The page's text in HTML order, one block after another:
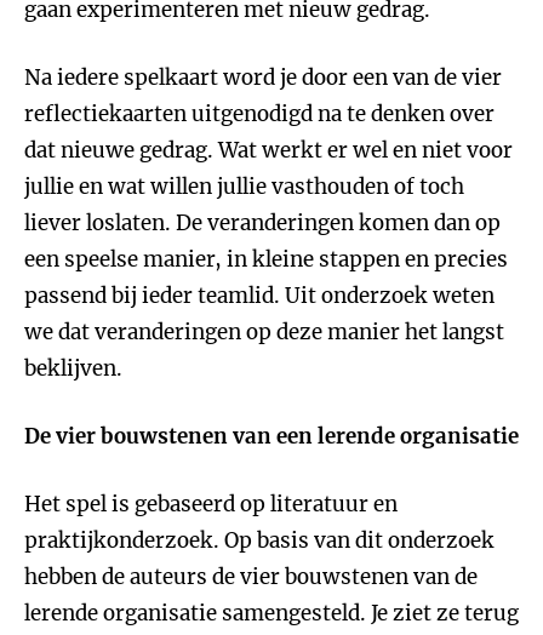
gaan experimenteren met nieuw gedrag.
Na iedere spelkaart word je door een van de vier
reflectiekaarten uitgenodigd na te denken over
dat nieuwe gedrag. Wat werkt er wel en niet voor
jullie en wat willen jullie vasthouden of toch
liever loslaten. De veranderingen komen dan op
een speelse manier, in kleine stappen en precies
passend bij ieder teamlid. Uit onderzoek weten
we dat veranderingen op deze manier het langst
beklijven.
De vier bouwstenen van een lerende organisatie
Het spel is gebaseerd op literatuur en
praktijkonderzoek. Op basis van dit onderzoek
hebben de auteurs de vier bouwstenen van de
lerende organisatie samengesteld. Je ziet ze terug